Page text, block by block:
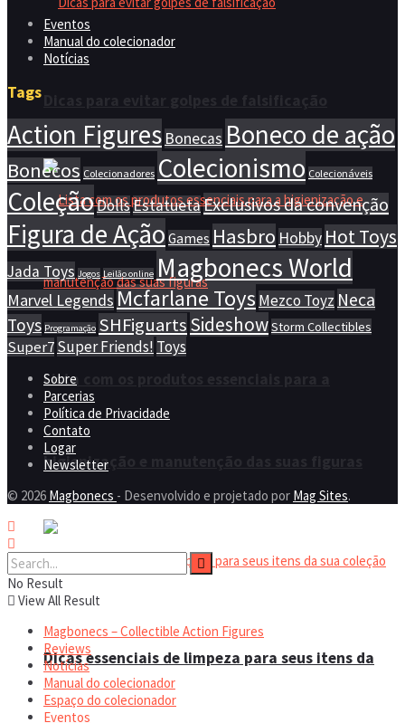
Lista com os produtos essenciais para a
higienização e manutenção das suas figuras
Dicas essenciais de limpeza para seus itens da
Eventos
Manual do colecionador
Notícias
Tags
Action Figures Bonecas Boneco de ação
Bonecos Colecionadores Colecionismo Colecionáveis
ColeçãoDollsEstatuetaExclusivos da convenção
Figura de Ação Games Hasbro Hobby Hot Toys
Jada Toys Jogos Leilão online Magbonecs World
Marvel LegendsMcfarlane Toys Mezco Toyz Neca
Toys Programação SHFiguartsSideshowStorm Collectibles
Super7Super Friends! Toys
Sobre
Parcerias
Política de Privacidade
Contato
Logar
Newsletter
© 2026 Magbonecs - Desenvolvido e projetado por Mag Sites.
No Result
View All Result
Magbonecs – Collectible Action Figures
Reviews
Notícias
Manual do colecionador
Espaço do colecionador
Eventos